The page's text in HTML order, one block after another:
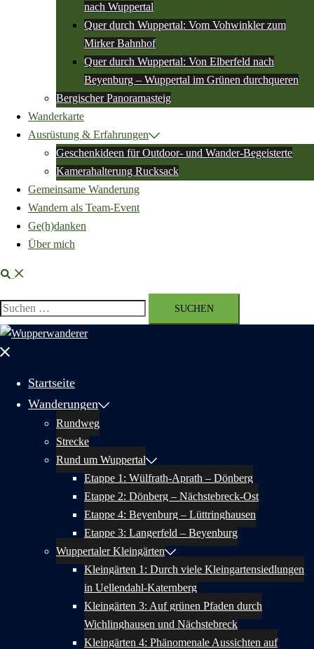
nach Wuppertal
Quer durch Wuppertal: Vom Vohwinkler zum
Mirker Bahnhof
Quer durch Wuppertal: Von Elberfeld nach
Beyenburg – Wuppertal im Grünen durchqueren
Bergischer Panoramasteig
Wanderkarte
Ausrüstung & Erfahrungen
Geschenkideen für Outdoor- und Wander-Begeisterte
Kamerahalterung Rucksack
Gemeinsame Wanderung
Wandern als Team-Event
Ge(h)danken
Über mich
Suche
Suchen
nach:
Menü
Startseite
Wanderungen
Rundweg
Strecke
Rund um Wuppertal
Etappe 1: Wülfrath-Aprath – Dönberg
Etappe 2: Dönberg – Nächstebreck-Ost
Etappe 4: Beyenburg – Lüttringhausen
Etappe 3: Langerfeld – Beyenburg
Wuppertaler Kleingärten
Kleingärten 1: Durch viele Kleingartensiedlungen
in Uellendahl-Katernberg
Kleingärten 3: Auf grünen Pfaden durch
Wichlinghausen und Nächstebreck
Kleingärten 4: Phänomenale Aussichten auf